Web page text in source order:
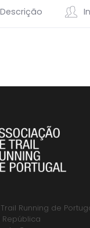
Descrição
Running de